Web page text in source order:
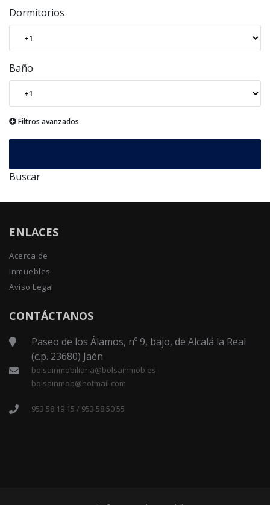
Dormitorios
Baño
Filtros avanzados
Buscar
ENLACES
Acerca de
Inmuebles
Aviso Legal
CONTÁCTANOS
Paseo de los Álamos, nº 9, bajo, de Alcalá la Real
(c.p. 23680) Jaén
bolsainmobiliaria@bolsainmob.es
bolsainmob@hotmail.com
953 58 19 15 / 953 58 50 55